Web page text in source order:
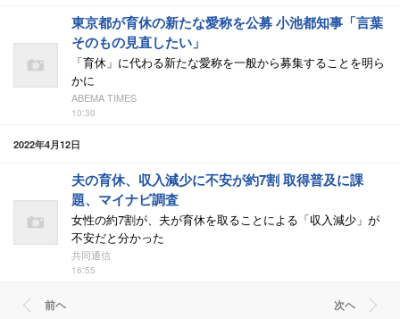
東京都が育休の新たな愛称を公募 小池都知事「言葉
そのもの見直したい」
「育休」に代わる新たな愛称を一般から募集することを明ら
かに
ABEMA TIMES
10:30
2022年4月12日
夫の育休、収入減少に不安が約7割 取得普及に課
題、マイナビ調査
女性の約7割が、夫が育休を取ることによる「収入減少」が
不安だと分かった
共同通信
16:55
前ヘ 次ヘ